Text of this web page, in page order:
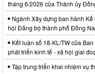
tháng 6/2026 của Thành ủy
Ngành Xây dựng ban hành
hội Đảng bộ thành phố Đồng
Kết luận số 18-KL/TW của
phát triển kinh tế - xã hội giai
Tập trung triển khai nhiệm vụ